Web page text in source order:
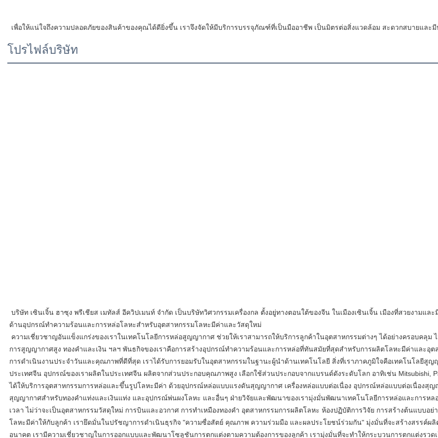
เพื่อให้แน่ใจถึงความปลอดภัยของสินค้าของคุณได้ดียิ่งขึ้น เราจึงจัดให้มีบริการบรรจุภัณฑ์ที่เป็นมืออาชีพ เป็นมิตรต่อสิ่งแวดล้อม สะดวกสบายและ
โปรไฟล์บริษัท
ด้านอุปกรณ์ทำความร้อนและการหล่อโลหะสำหรับอุตสาหกรรมโลหะมีค่าและวัสดุใหม่
การสูญญากาศสูง ทองคำและเงิน ฯลฯ พันธกิจของเราคือการสร้างอุปกรณ์ทำความร้อนและการหล่อที่ทันสมัยที่สุดสำหรับการผลิตโลหะมีค่าและอุต
การดำเนินงานประจำวันและคุณภาพที่ดีที่สุด เราได้รับการยอมรับในอุตสาหกรรมในฐานะผู้นำด้านเทคโนโลยี สิ่งที่เราภาคภูมิใจคือเทคโนโลยีสู
ประเทศจีน อุปกรณ์ของเราผลิตในประเทศจีน ผลิตจากส่วนประกอบคุณภาพสูง เลือกใช้ส่วนประกอบจากแบรนด์ดังระดับโลก อาทิเช่น Mitsubishi,
ได้ให้บริการอุตสาหกรรมการหล่อและขึ้นรูปโลหะมีค่า ด้วยอุปกรณ์หล่อแบบแรงดันสุญญากาศ เครื่องหล่อแบบต่อเนื่อง อุปกรณ์หล่อแบบต่อเนื่องสุ
สุญญากาศสำหรับทองคำแท่งและเงินแท่ง และอุปกรณ์พ่นผงโลหะ และอื่นๆ ฝ่ายวิจัยและพัฒนาของเรามุ่งมั่นพัฒนาเทคโนโลยีการหล่อและการหล
เวลา ไม่ว่าจะเป็นอุตสาหกรรมวัสดุใหม่ การบินและอวกาศ การทำเหมืองทองคำ อุตสาหกรรมการผลิตโลหะ ห้องปฏิบัติการวิจัย การสร้างต้นแบบอ
โลหะมีค่าให้กับลูกค้า เรายึดมั่นในปรัชญาการดำเนินธุรกิจ "ความซื่อสัตย์ คุณภาพ ความร่วมมือ และผลประโยชน์ร่วมกัน" มุ่งมั่นที่จะสร้างสรรค์ผ
อนาคต เรามีความเชี่ยวชาญในการออกแบบและพัฒนาโซลูชันการตกแต่งตามความต้องการของลูกค้า เรามุ่งมั่นที่จะทำให้กระบวนการตกแต่งรวด